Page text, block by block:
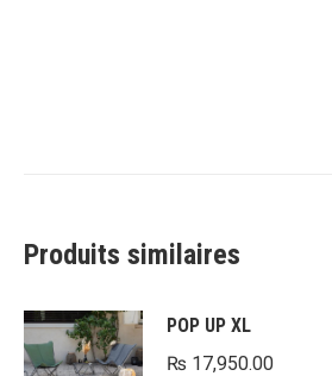
Produits similaires
POP UP XL
₨ 17,950.00